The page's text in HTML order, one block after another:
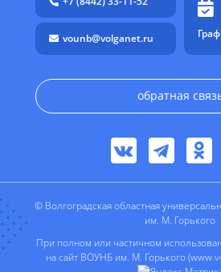
vounb@volganet.ru
обратная
© Волгоградская областная
им. М. Горького
При полном или частичном
на сайт ВОУНБ им. М. Горького